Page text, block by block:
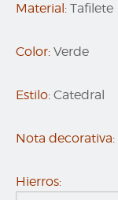
Material: Tafilete
Color: Verde
Estilo: Catedral
Nota decorativa:
Hierros: